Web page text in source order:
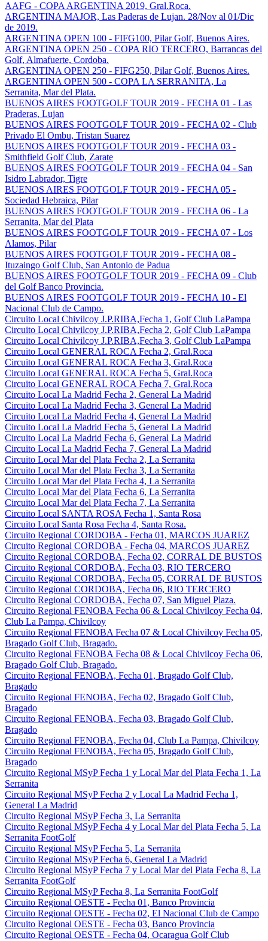
AAFG - COPA ARGENTINA 2019, Gral.Roca.
ARGENTINA MAJOR, Las Paderas de Lujan. 28/Nov al 01/Dic
de 2019.
ARGENTINA OPEN 100 - FIFG100, Pilar Golf, Buenos Aires.
ARGENTINA OPEN 250 - COPA RIO TERCERO, Barrancas del
Golf, Almafuerte, Cordoba.
ARGENTINA OPEN 250 - FIFG250, Pilar Golf, Buenos Aires.
ARGENTINA OPEN 500 - COPA LA SERRANITA, La
Serranita, Mar del Plata.
BUENOS AIRES FOOTGOLF TOUR 2019 - FECHA 01 - Las
Praderas, Lujan
BUENOS AIRES FOOTGOLF TOUR 2019 - FECHA 02 - Club
Privado El Ombu, Tristan Suarez
BUENOS AIRES FOOTGOLF TOUR 2019 - FECHA 03 -
Smithfield Golf Club, Zarate
BUENOS AIRES FOOTGOLF TOUR 2019 - FECHA 04 - San
Isidro Labrador, Tigre
BUENOS AIRES FOOTGOLF TOUR 2019 - FECHA 05 -
Sociedad Hebraica, Pilar
BUENOS AIRES FOOTGOLF TOUR 2019 - FECHA 06 - La
Serranita, Mar del Plata
BUENOS AIRES FOOTGOLF TOUR 2019 - FECHA 07 - Los
Alamos, Pilar
BUENOS AIRES FOOTGOLF TOUR 2019 - FECHA 08 -
Ituzaingo Golf Club, San Antonio de Padua
BUENOS AIRES FOOTGOLF TOUR 2019 - FECHA 09 - Club
del Golf Banco Provincia.
BUENOS AIRES FOOTGOLF TOUR 2019 - FECHA 10 - El
Nacional Club de Campo.
Circuito Local Chivilcoy J.P.RIBA,Fecha 1, Golf Club LaPampa
Circuito Local Chivilcoy J.P.RIBA,Fecha 2, Golf Club LaPampa
Circuito Local Chivilcoy J.P.RIBA,Fecha 3, Golf Club LaPampa
Circuito Local GENERAL ROCA Fecha 2, Gral.Roca
Circuito Local GENERAL ROCA Fecha 3, Gral.Roca
Circuito Local GENERAL ROCA Fecha 5, Gral.Roca
Circuito Local GENERAL ROCA Fecha 7, Gral.Roca
Circuito Local La Madrid Fecha 2, General La Madrid
Circuito Local La Madrid Fecha 3, General La Madrid
Circuito Local La Madrid Fecha 4, General La Madrid
Circuito Local La Madrid Fecha 5, General La Madrid
Circuito Local La Madrid Fecha 6, General La Madrid
Circuito Local La Madrid Fecha 7, General La Madrid
Circuito Local Mar del Plata Fecha 2, La Serranita
Circuito Local Mar del Plata Fecha 3, La Serranita
Circuito Local Mar del Plata Fecha 4, La Serranita
Circuito Local Mar del Plata Fecha 6, La Serranita
Circuito Local Mar del Plata Fecha 7, La Serranita
Circuito Local SANTA ROSA Fecha 1, Santa Rosa
Circuito Local Santa Rosa Fecha 4, Santa Rosa.
Circuito Regional CORDOBA - Fecha 01, MARCOS JUAREZ
Circuito Regional CORDOBA - Fecha 04, MARCOS JUAREZ
Circuito Regional CORDOBA, Fecha 02, CORRAL DE BUSTOS
Circuito Regional CORDOBA, Fecha 03, RIO TERCERO
Circuito Regional CORDOBA, Fecha 05, CORRAL DE BUSTOS
Circuito Regional CORDOBA, Fecha 06, RIO TERCERO
Circuito Regional CORDOBA, Fecha 07, San Miguel Plaza.
Circuito Regional FENOBA Fecha 06 & Local Chivilcoy Fecha 04,
Club La Pampa, Chivilcoy
Circuito Regional FENOBA Fecha 07 & Local Chivilcoy Fecha 05,
Bragado Golf Club, Bragado.
Circuito Regional FENOBA Fecha 08 & Local Chivilcoy Fecha 06,
Bragado Golf Club, Bragado.
Circuito Regional FENOBA, Fecha 01, Bragado Golf Club,
Bragado
Circuito Regional FENOBA, Fecha 02, Bragado Golf Club,
Bragado
Circuito Regional FENOBA, Fecha 03, Bragado Golf Club,
Bragado
Circuito Regional FENOBA, Fecha 04, Club La Pampa, Chivilcoy
Circuito Regional FENOBA, Fecha 05, Bragado Golf Club,
Bragado
Circuito Regional MSyP Fecha 1 y Local Mar del Plata Fecha 1, La
Serranita
Circuito Regional MSyP Fecha 2 y Local La Madrid Fecha 1,
General La Madrid
Circuito Regional MSyP Fecha 3, La Serranita
Circuito Regional MSyP Fecha 4 y Local Mar del Plata Fecha 5, La
Serranita FootGolf
Circuito Regional MSyP Fecha 5, La Serranita
Circuito Regional MSyP Fecha 6, General La Madrid
Circuito Regional MSyP Fecha 7 y Local Mar del Plata Fecha 8, La
Serranita FootGolf
Circuito Regional MSyP Fecha 8, La Serranita FootGolf
Circuito Regional OESTE - Fecha 01, Banco Provincia
Circuito Regional OESTE - Fecha 02, El Nacional Club de Campo
Circuito Regional OESTE - Fecha 03, Banco Provincia
Circuito Regional OESTE - Fecha 04, Ocaragua Golf Club